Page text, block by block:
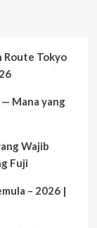
Route Tokyo
— Mana yang
Wajib
Fuji
– 2026 |